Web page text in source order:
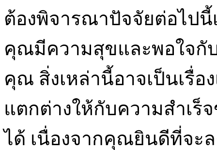
ต้องพิจารณาปัจจัยต่อไปนี้
คุณมีความสุขและพอใจกั
คุณ สิ่งเหล่านี้อาจเป็นเรื่อ
แตกต่างให้กับความสำเ
ได้ เนื่องจากคุณยินดีที่จะ